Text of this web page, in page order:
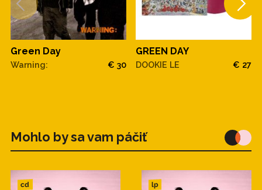
Green Day
Warning: € 30
GREEN DAY
DOOKIE LE € 27
Mohlo by sa vam páčiť
cd lp